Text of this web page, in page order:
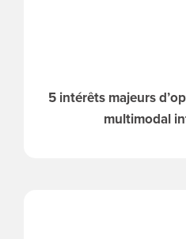
5 intérêts majeurs
multimodal